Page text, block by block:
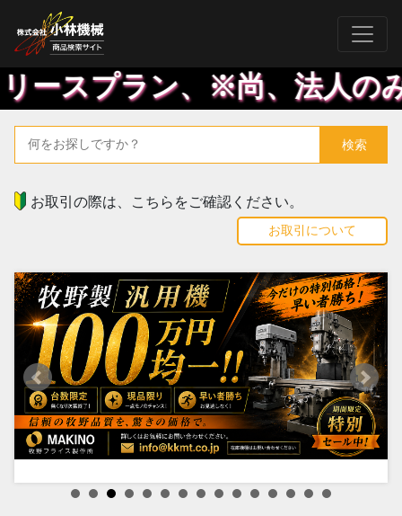
、※尚、法人のみ対象で
お取引の際は、こちらをご確認ください。
お取引について